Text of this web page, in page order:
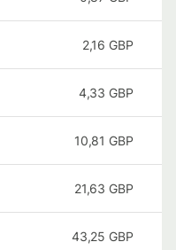
2,16 GBP
4,33 GBP
10,81 GBP
21,63 GBP
43,25 GBP